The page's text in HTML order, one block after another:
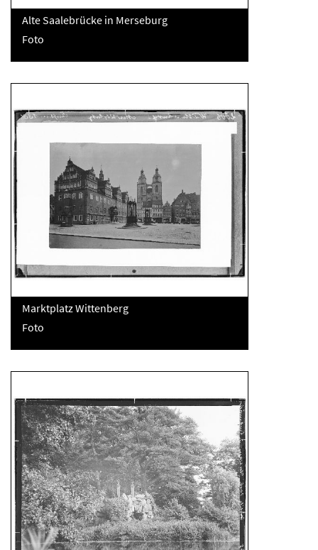
Alte Saalebrücke in Merseburg
Foto
Marktplatz Wittenberg
Foto